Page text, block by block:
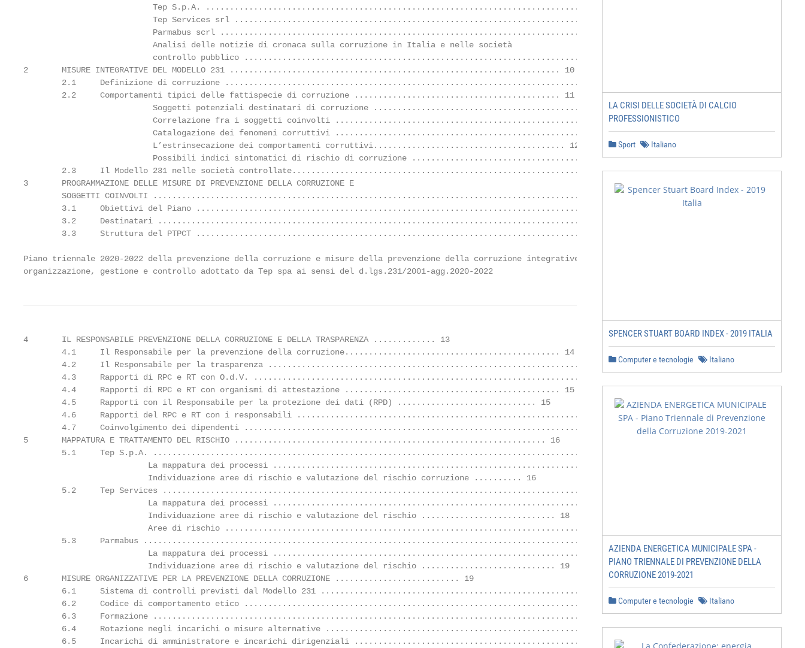
                           Tep S.p.A. ..................................................................................................... 9
                           Tep Services srl ............................................................................................. 9
                           Parmabus scrl ............................................................................................. 10
                           Analisi delle notizie di cronaca sulla corruzione in Italia e nelle società
                           controllo pubblico ...................................................................................... 10
2       MISURE INTEGRATIVE DEL MODELLO 231 ..................................................................... 10
        2.1     Definizione di corruzione ...................................................................................... 11
        2.2     Comportamenti tipici delle fattispecie di corruzione ........................................... 11
                           Soggetti potenziali destinatari di corruzione ............................................. 11
                           Correlazione fra i soggetti coinvolti ........................................................... 11
                           Catalogazione dei fenomeni corruttivi ...................................................... 12
                           L’estrinsecazione dei comportamenti corruttivi........................................ 12
                           Possibili indici sintomatici di rischio di corruzione .................................... 12
        2.3     Il Modello 231 nelle società controllate................................................................ 12
3       PROGRAMMAZIONE DELLE MISURE DI PREVENZIONE DELLA CORRUZIONE E
        SOGGETTI COINVOLTI ..................................................................................................... 13
        3.1     Obiettivi del Piano ................................................................................................. 13
        3.2     Destinatari ............................................................................................................. 13
        3.3     Struttura del PTPCT ............................................................................................... 13
Piano triennale 2020-2022 della prevenzione della corruzione e misure della prevenzione della corruzione integrative del modello di
organizzazione, gestione e controllo adottato da Tep spa ai sensi del d.lgs.231/2001-agg.2020-2022                         Pag. 2
4       IL RESPONSABILE PREVENZIONE DELLA CORRUZIONE E DELLA TRASPARENZA ............. 13
        4.1     Il Responsabile per la prevenzione della corruzione............................................. 14
        4.2     Il Responsabile per la trasparenza ........................................................................ 14
        4.3     Rapporti di RPC e RT con O.d.V. ............................................................................ 15
        4.4     Rapporti di RPC e RT con organismi di attestazione ............................................. 15
        4.5     Rapporti con il Responsabile per la protezione dei dati (RPD) ............................. 15
        4.6     Rapporti del RPC e RT con i responsabili ............................................................... 15
        4.7     Coinvolgimento dei dipendenti ............................................................................. 16
5       MAPPATURA E TRATTAMENTO DEL RISCHIO ................................................................. 16
        5.1     Tep S.p.A. ............................................................................................................... 16
                          La mappatura dei processi ......................................................................... 16
                          Individuazione aree di rischio e valutazione del rischio corruzione .......... 16
        5.2     Tep Services ........................................................................................................... 18
                          La mappatura dei processi ......................................................................... 18
                          Individuazione aree di rischio e valutazione del rischio ............................ 18
                          Aree di rischio ............................................................................................ 18
        5.3     Parmabus ............................................................................................................... 19
                          La mappatura dei processi ......................................................................... 19
                          Individuazione aree di rischio e valutazione del rischio ............................ 19
6       MISURE ORGANIZZATIVE PER LA PREVENZIONE DELLA CORRUZIONE .......................... 19
        6.1     Sistema di controlli previsti dal Modello 231 ........................................................ 20
        6.2     Codice di comportamento etico ............................................................................ 20
        6.3     Formazione ............................................................................................................ 20
        6.4     Rotazione negli incarichi o misure alternative ...................................................... 21
        6.5     Incarichi di amministratore e incarichi dirigenziali ............................................... 21
LA CRISI DELLE SOCIETÀ DI CALCIO
PROFESSIONISTICO
Sport Italiano
SPENCER STUART BOARD INDEX - 2019 ITALIA
Computer e tecnologie Italiano
AZIENDA ENERGETICA MUNICIPALE SPA -
PIANO TRIENNALE DI PREVENZIONE DELLA
CORRUZIONE 2019-2021
Computer e tecnologie Italiano